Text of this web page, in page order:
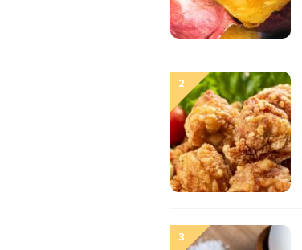
2
3